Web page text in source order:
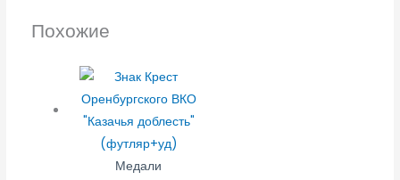
Похожие
Медали